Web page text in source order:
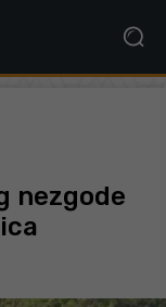
nezgode